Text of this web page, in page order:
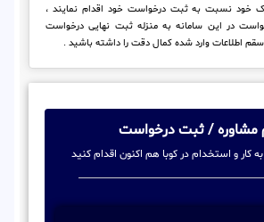
خود نسبت به ثبت درخواست خود اقدام نمایند ،
در این سامانه به منزله ثبت نهایی درخواست
اطلاعات وارد شده کمال دقت را داشته باشید .
مشاوره / ثبت درخواست
کار و استخدام در کوبا هم اکنون اقدام کنید